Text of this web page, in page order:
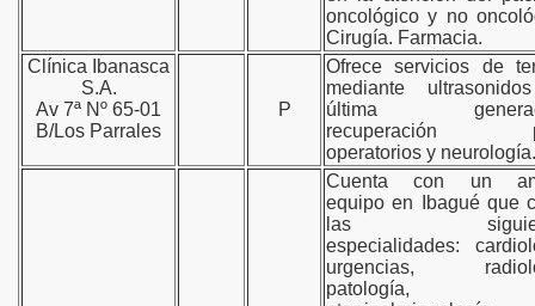
oncológico y no
Cirugía. Farmacia.
Clínica Ibanasca
S.A.
Av 7ª Nº 65-01
B/Los Parrales
P
Ofrece servicios de
mediante
última
recuperación
operatorios y neurología.
Cuenta con un
equipo en Ibagué que
las
especialidades:
urgencias,
patología,